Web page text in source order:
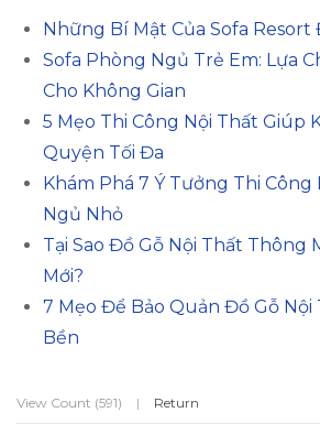
Những Bí Mật Của Sofa Resort
Sofa Phòng Ngủ Trẻ Em: Lựa
Cho Không Gian
5 Mẹo Thi Công Nội Thất Giúp
Quyện Tối Đa
Khám Phá 7 Ý Tưởng Thi
Ngủ Nhỏ
Tại Sao Đồ Gỗ Nội Thất Thông
Mới?
7 Mẹo Để Bảo Quản Đồ Gỗ Nội
Bền
View Count (591) | Return